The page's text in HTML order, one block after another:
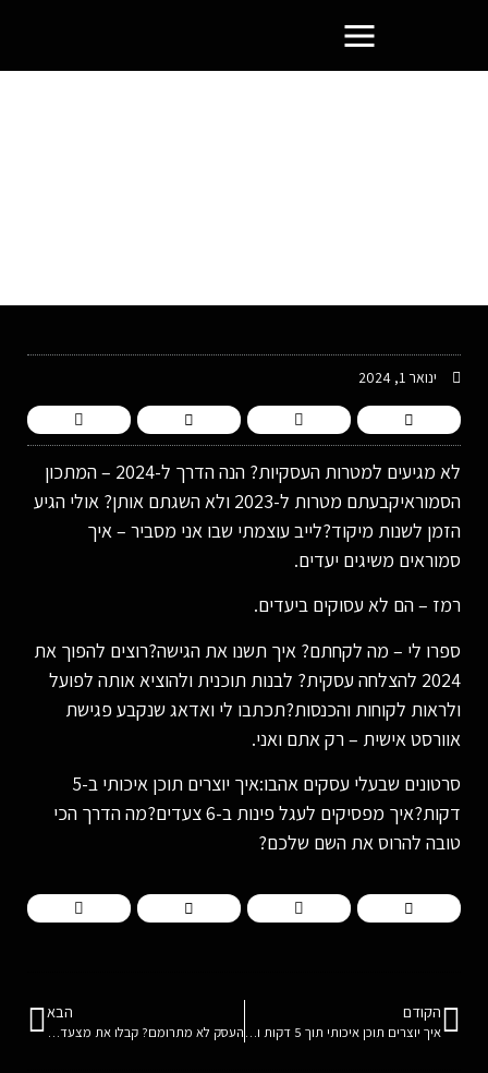
ינואר 1, 2024
לא מגיעים למטרות העסקיות? הנה הדרך ל-2024 – המתכון
הסמוראיקבעתם מטרות ל-2023 ולא השגתם אותן? אולי הגיע
הזמן לשנות מיקוד?לייב עוצמתי שבו אני מסביר – איך
סמוראים משיגים יעדים.
רמז – הם לא עסוקים ביעדים.
ספרו לי – מה לקחתם? איך תשנו את הגישה?רוצים להפוך את
2024 להצלחה עסקית? לבנות תוכנית ולהוציא אותה לפועל
ולראות לקוחות והכנסות?תכתבו לי ואדאג שנקבע פגישת
אוורסט אישית – רק אתם ואני.
סרטונים שבעלי עסקים אהבו:איך יוצרים תוכן איכותי ב-5
דקות?איך מפסיקים לעגל פינות ב-6 צעדים?מה הדרך הכי
טובה להרוס את השם שלכם?
הקודם
איך יוצרים תוכן איכותי תוך 5 דקות וכמה פעמים שרק רוצים?
הבא
העסק לא מתרומם? קבלו את מצעד 10 הטעויות הגדולות של עסקים